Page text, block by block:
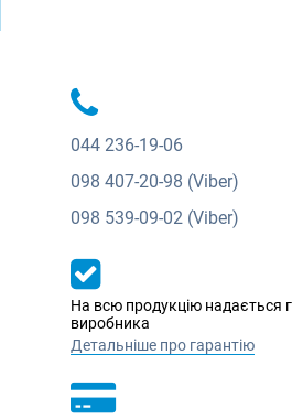
044 236-19-06
098 407-20-98 (Viber)
098 539-09-02 (Viber)
На всю продукцію надається
виробника
Детальніше про гарантію